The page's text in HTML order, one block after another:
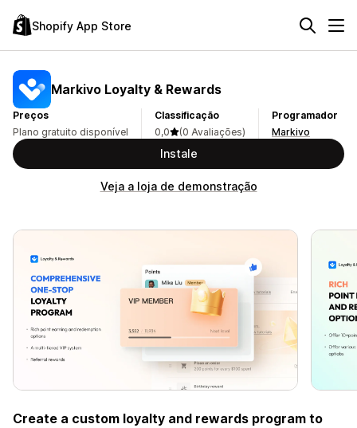
Shopify App Store
Markivo Loyalty & Rewards
Preços
Plano gratuito disponível
Classificação
0,0
(0 Avaliações)
Programador
Markivo
Instale
Veja a loja de demonstração
Create a custom loyalty and rewards program to